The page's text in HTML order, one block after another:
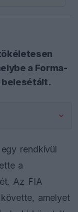
a Forma-
belesétált.
rendkívül
a
Az FIA
amelyet